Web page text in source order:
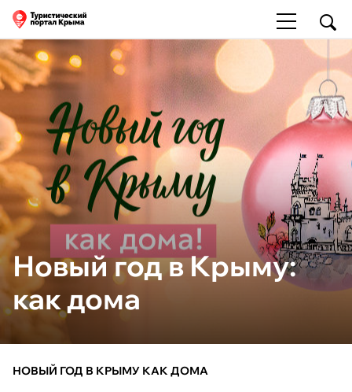
Новый год в Крыму:
как дома
НОВЫЙ ГОД В КРЫМУ КАК ДОМА